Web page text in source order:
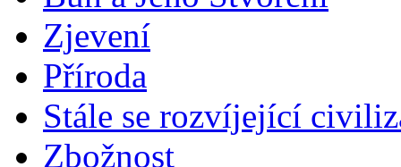
Zjevení
Příroda
Stále se rozvíjející
Zbožnost